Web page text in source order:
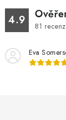
4.9 81
Eva